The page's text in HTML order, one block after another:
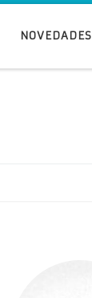
NOVEDADES